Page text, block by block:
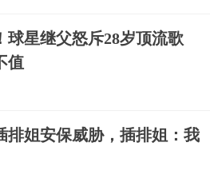
球星继父怒斥28岁顶流歌
值
排姐安保威胁，插排姐：我